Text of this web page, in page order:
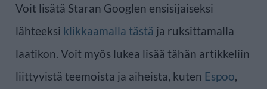
Voit lisätä Staran Googlen ensisijaiseksi
lähteeksi klikkaamalla tästä ja ruksittamalla
laatikon. Voit myös lukea lisää tähän artikkeliin
liittyvistä teemoista ja aiheista, kuten Espoo,